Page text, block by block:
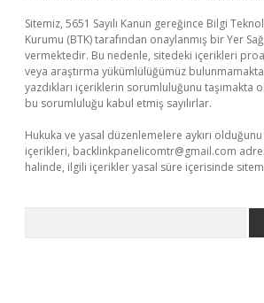
Sitemiz, 5651 Sayılı Kanun gereğince Bilgi
Kurumu (BTK) tarafından onaylanmış bir Yer
vermektedir. Bu nedenle, sitedeki içerikleri
veya araştırma yükümlülüğümüz
yazdıkları içeriklerin sorumluluğunu taşımakta
bu sorumluluğu kabul etmiş sayılırlar.
Hukuka ve yasal düzenlemelere aykırı
içerikleri, backlinkpanelicomtr@gmail.com
halinde, ilgili içerikler yasal süre içerisinde